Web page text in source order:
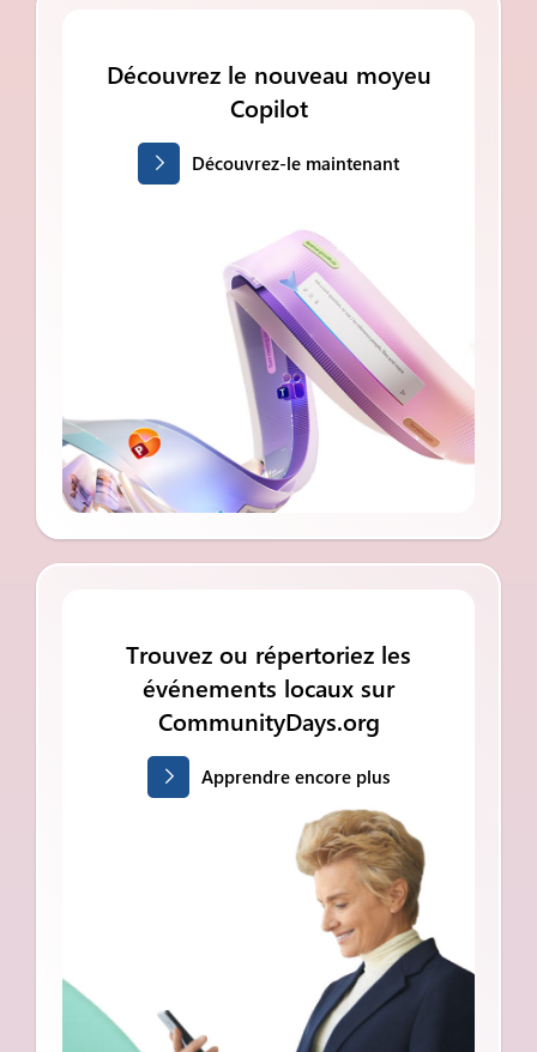
Découvrez le nouveau moyeu
Copilot
Découvrez-le maintenant
Trouvez ou répertoriez les
événements locaux sur
CommunityDays.org
Apprendre encore plus